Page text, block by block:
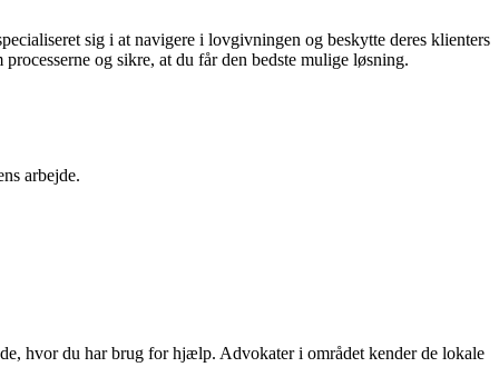
sig i at navigere i lovgivningen og beskytte deres klienters
og sikre, at du får den bedste mulige løsning.
arbejde.
hvor du har brug for hjælp. Advokater i området kender de lokale